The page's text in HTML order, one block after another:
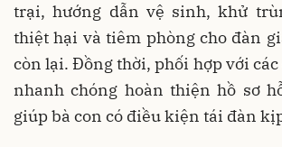
trại, hướng dẫn vệ sinh, khử
thiệt hại và tiêm phòng cho đàn
còn lại. Đồng thời, phối hợp với
nhanh chóng hoàn thiện hồ sơ
giúp bà con có điều kiện tái đàn